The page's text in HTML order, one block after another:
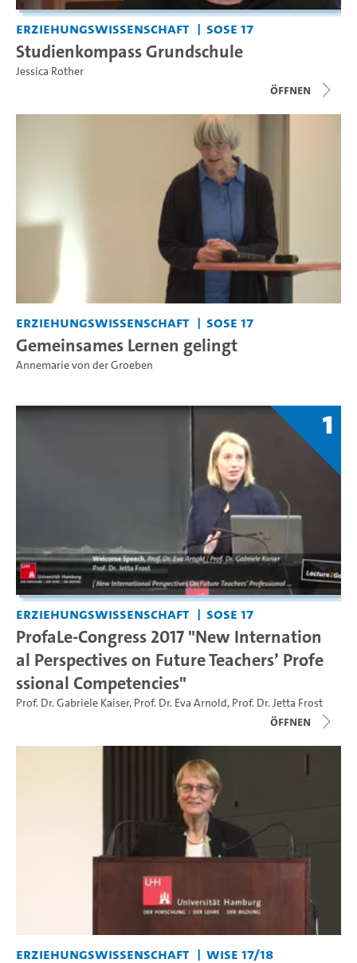
Erziehungswissenschaft SoSe 17
Studienkompass Grundschule
Jessica Rother
Öffnen
Erziehungswissenschaft SoSe 17
Gemeinsames Lernen gelingt
Annemarie von der Groeben
1
Erziehungswissenschaft SoSe 17
ProfaLe-Congress 2017 "New Internation
al Perspectives on Future Teachers’ Profe
ssional Competencies"
Prof. Dr. Gabriele Kaiser, Prof. Dr. Eva Arnold, Prof. Dr. Jetta Frost
Öffnen
Erziehungswissenschaft WiSe 17/18